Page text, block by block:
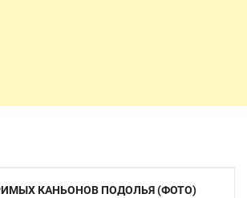
КАНЬОНОВ ПОДОЛЬЯ (ФОТО)